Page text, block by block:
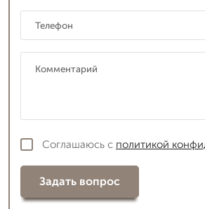
Соглашаюсь с политикой
Задать вопрос